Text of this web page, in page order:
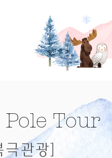
Tour
극관광]